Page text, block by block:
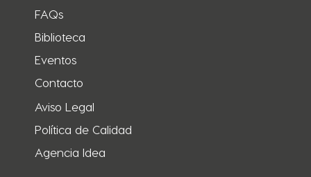
FAQs
Biblioteca
Eventos
Contacto
Aviso Legal
Política de Calidad
Agencia Idea